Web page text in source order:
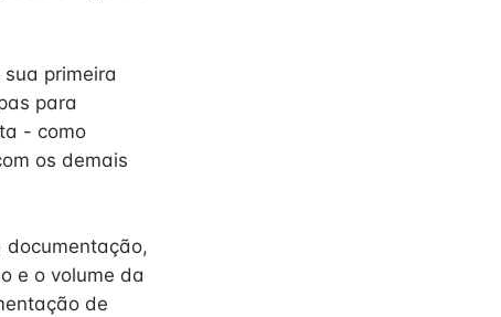
primeira
para
- como
os demais
documentação,
e o volume da
de